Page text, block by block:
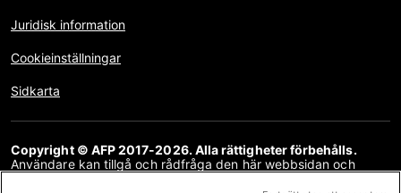
Juridisk information
Cookieinställningar
Sidkarta
Copyright © AFP 2017-2026. Alla rättigheter förbehålls.
Användare kan tillgå och rådfråga den här webbsidan och